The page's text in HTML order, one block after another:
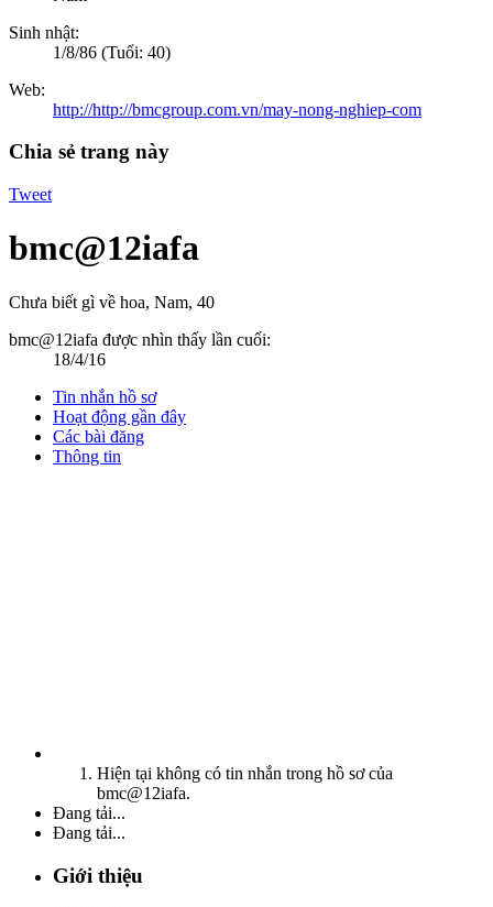
Sinh nhật:
1/8/86 (Tuổi: 40)
Web:
http://http://bmcgroup.com.vn/may-nong-nghiep-com
Chia sẻ trang này
Tweet
bmc@12iafa
Chưa biết gì về hoa, Nam, 40
bmc@12iafa được nhìn thấy lần cuối:
18/4/16
Tin nhắn hồ sơ
Hoạt động gần đây
Các bài đăng
Thông tin
Hiện tại không có tin nhắn trong hồ sơ của
bmc@12iafa.
Đang tải...
Đang tải...
Giới thiệu